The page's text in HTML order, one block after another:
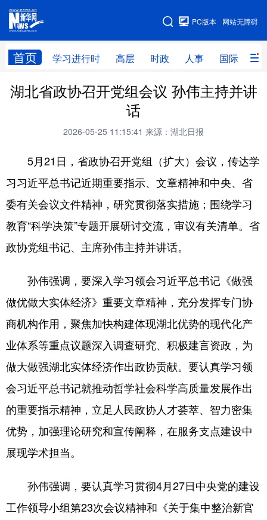
网站无障碍
PC版本
首页 学习进行时 高层 时政 人事 国际 财
网站地图
学习进行时 高层 时政 人事
全球连线
科技 科创 量子 体育
文化 书画 健康 军事
法律 中央文件 金融
学术中国 乡村振兴 银龄 溯源中国
彩票 娱乐 时尚 悦读
公益 一带一路 亚太网 上市公司
文化产业
地方频道
辽宁 吉林 上海 江苏
浙江 安徽 福建 江西
湖北省政协召开党组会议 孙伟主持并讲
话
2026-05-25 11:15:41 来源：湖北日报
5月21日，省政协召开党组（扩大）会议，传达学
习习近平总书记近期重要指示、文章精神和中央、省
委有关会议文件精神，研究贯彻落实措施；围绕学习
教育“科学决策”专题开展研讨交流，审议有关清单。省
政协党组书记、主席孙伟主持并讲话。
孙伟强调，要深入学习领会习近平总书记《做强
做优做大实体经济》重要文章精神，充分发挥专门协
商机构作用，聚焦加快构建体现湖北优势的现代化产
业体系等重点议题深入调查研究、积极建言资政，为
做大做强湖北实体经济作出政协贡献。要认真学习领
会习近平总书记就推动哲学社会科学高质量发展作出
的重要指示精神，立足人民政协人才荟萃、智力密集
优势，加强理论研究和宣传阐释，在服务支点建设中
展现学术担当。
孙伟强调，要认真学习贯彻4月27日中央党的建设
工作领导小组第23次会议精神和《关于集中整治新官